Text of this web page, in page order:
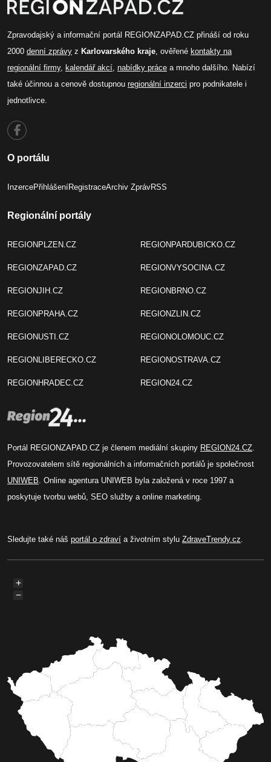
Zpravodajský a informační portál REGIONZAPAD.CZ přináší od roku
2000 denní zprávy z Karlovarského kraje, ověřené kontakty na
regionální firmy, kalendář akcí, nabídky práce a mnoho dalšího. Nabízí
také účinnou a cenově dostupnou regionální inzerci pro podnikatele i
jednotlivce.
O portálu
InzercePřihlášeníRegistraceArchiv ZprávRSS
Regionální portály
REGIONPLZEN.CZ
REGIONZAPAD.CZ
REGIONJIH.CZ
REGIONPRAHA.CZ
REGIONUSTI.CZ
REGIONLIBERECKO.CZ
REGIONHRADEC.CZ
REGIONPARDUBICKO.CZ
REGIONVYSOCINA.CZ
REGIONBRNO.CZ
REGIONZLIN.CZ
REGIONOLOMOUC.CZ
REGIONOSTRAVA.CZ
REGION24.CZ
Portál REGIONZAPAD.CZ je členem mediální skupiny REGION24.CZ.
Provozovatelem sítě regionálních a informačních portálů je společnost
UNIWEB. Online agentura UNIWEB byla založená v roce 1997 a
poskytuje tvorbu webů, SEO služby a online marketing.
Sledujte také náš portál o zdraví a životním stylu ZdraveTrendy.cz.
+
−